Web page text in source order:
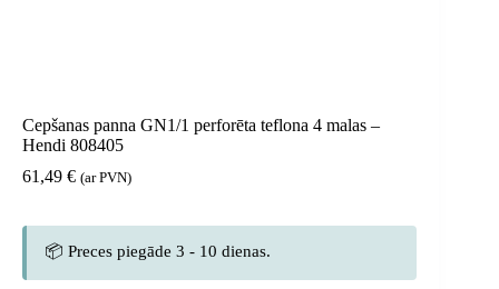
Cepšanas panna GN1/1 perforēta teflona 4 malas –
Hendi 808405
61,49 € (ar PVN)
📦 Preces piegāde 3 - 10 dienas.